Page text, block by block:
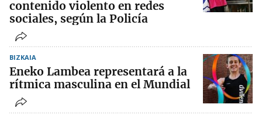
contenido violento en redes
sociales, según la Policía
BIZKAIA
Eneko Lambea representará a la
rítmica masculina en el Mundial